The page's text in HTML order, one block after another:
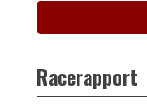
Racerapport